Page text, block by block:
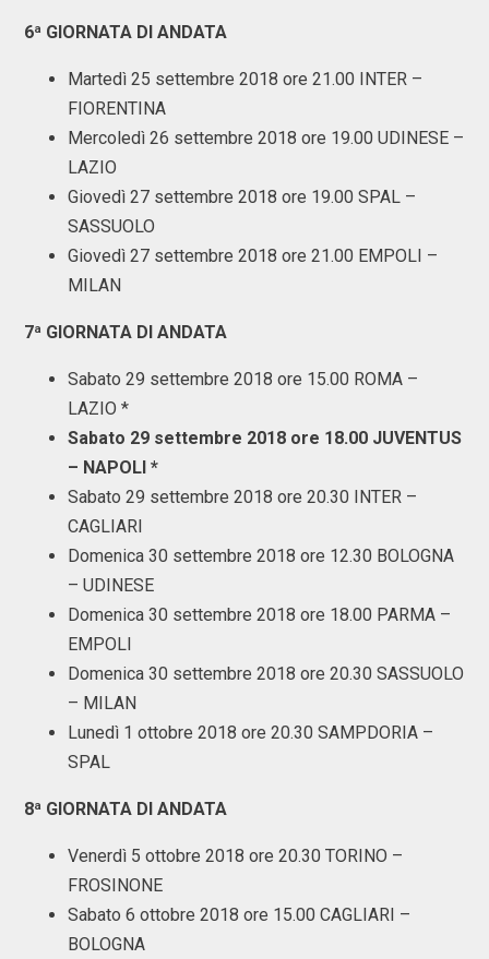
6ª GIORNATA DI ANDATA
Martedì 25 settembre 2018 ore 21.00 INTER –
FIORENTINA
Mercoledì 26 settembre 2018 ore 19.00 UDINESE –
LAZIO
Giovedì 27 settembre 2018 ore 19.00 SPAL –
SASSUOLO
Giovedì 27 settembre 2018 ore 21.00 EMPOLI –
MILAN
7ª GIORNATA DI ANDATA
Sabato 29 settembre 2018 ore 15.00 ROMA –
LAZIO *
Sabato 29 settembre 2018 ore 18.00 JUVENTUS
– NAPOLI *
Sabato 29 settembre 2018 ore 20.30 INTER –
CAGLIARI
Domenica 30 settembre 2018 ore 12.30 BOLOGNA
– UDINESE
Domenica 30 settembre 2018 ore 18.00 PARMA –
EMPOLI
Domenica 30 settembre 2018 ore 20.30 SASSUOLO
– MILAN
Lunedì 1 ottobre 2018 ore 20.30 SAMPDORIA –
SPAL
8ª GIORNATA DI ANDATA
Venerdì 5 ottobre 2018 ore 20.30 TORINO –
FROSINONE
Sabato 6 ottobre 2018 ore 15.00 CAGLIARI –
BOLOGNA